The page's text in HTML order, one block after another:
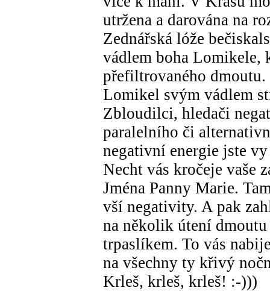
utržena a darována na
Zednářská lóže
vádlem boha Lomikele,
přefiltrovaného
Lomikel svým vádlem
Zbloudilci, hledači
paralelního či
negativní energie jste
Necht vás kročeje vaše
Jména Panny Marie.
vší negativity. A pak
na několik útení
trpaslíkem. To vás
na všechny ty křivý
Krleš, krleš, krleš! :-)))